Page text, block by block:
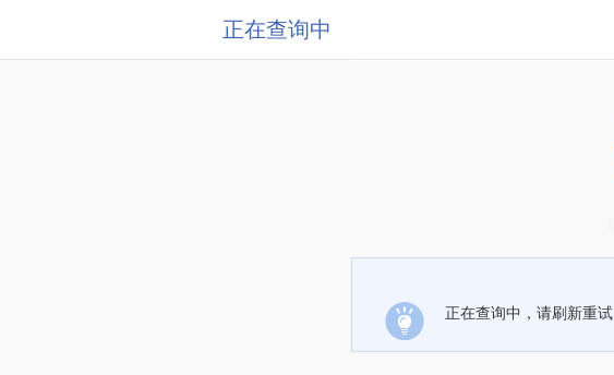
正在查询中
正在查询中，请刷新重试